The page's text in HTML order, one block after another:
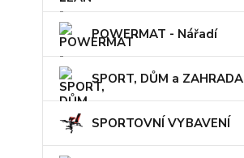
POWERMAT - Nářadí
SPORT, DŮM a ZAHRADA
SPORTOVNÍ VYBAVENÍ